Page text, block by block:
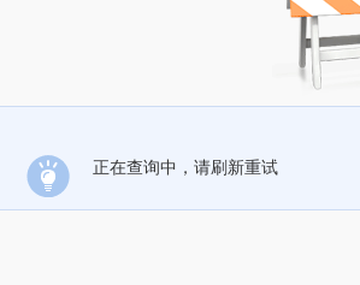
正在查询中，请刷新重试